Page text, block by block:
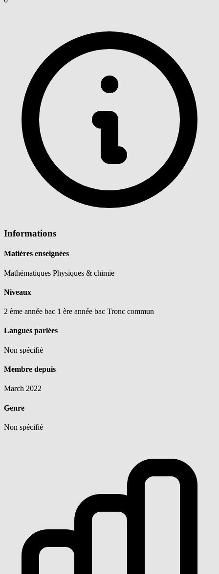
Informations
Matières enseignées
Mathématiques Physiques & chimie
Niveaux
2 ème année bac 1 ère année bac Tronc commun
Langues parlées
Non spécifié
Membre depuis
March 2022
Genre
Non spécifié